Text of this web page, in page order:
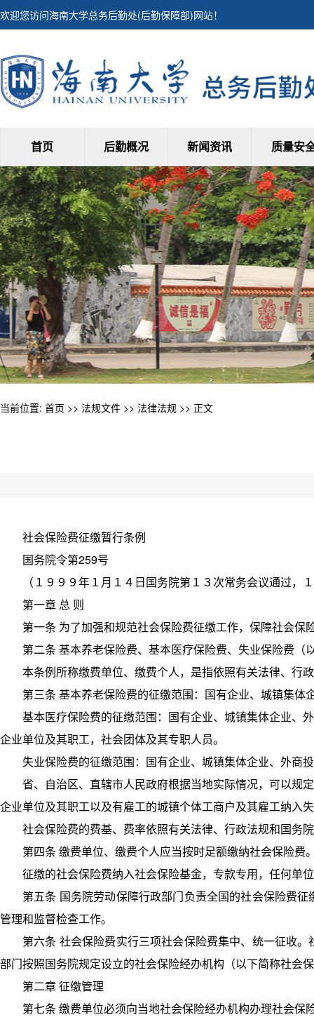
欢迎您访问海南大学总务后勤处(后勤保障部)网站！
首页 后勤概况 新闻资讯 质量安
当前位置: 首页 >> 法规文件 >> 法律法规 >> 正文
社会保险费征缴暂行条例
国务院令第259号
（１９９９年１月１４日国务院第１３次常务会议通过
第一章 总 则
第一条 为了加强和规范社会保险费征缴工作，保障社会保
第二条 基本养老保险费、基本医疗保险费、失业保险费
本条例所称缴费单位、缴费个人，是指依照有关法律、行
第三条 基本养老保险费的征缴范围：国有企业、城镇集
基本医疗保险费的征缴范围：国有企业、城镇集体企业、
企业单位及其职工，社会团体及其专职人员。
失业保险费的征缴范围：国有企业、城镇集体企业、外商
省、自治区、直辖市人民政府根据当地实际情况，可以规
企业单位及其职工以及有雇工的城镇个体工商户及其雇工纳入
社会保险费的费基、费率依照有关法律、行政法规和国务
第四条 缴费单位、缴费个人应当按时足额缴纳社会保险费
征缴的社会保险费纳入社会保险基金，专款专用，任何单
第五条 国务院劳动保障行政部门负责全国的社会保险费
管理和监督检查工作。
第六条 社会保险费实行三项社会保险费集中、统一征收
部门按照国务院规定设立的社会保险经办机构（以下简称社会
第二章 征缴管理
第七条 缴费单位必须向当地社会保险经办机构办理社会保